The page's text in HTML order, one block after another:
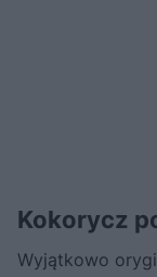
Kokorycz
Wyjątkowo